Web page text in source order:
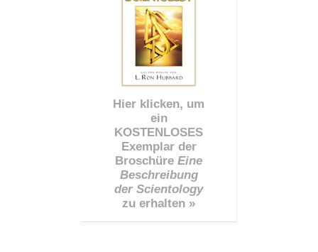
Hier klicken, um
ein
KOSTENLOSES
Exemplar der
Broschüre Eine
Beschreibung
der Scientology
zu erhalten »